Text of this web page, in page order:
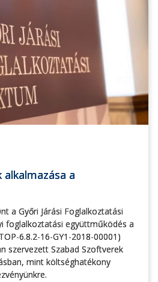
a
a Győri Járási Foglalkoztatási
foglalkoztatási együttműködés a
6.8.2-16-GY1-2018-00001)
szervezett Szabad Szoftverek
mint költséghatékony